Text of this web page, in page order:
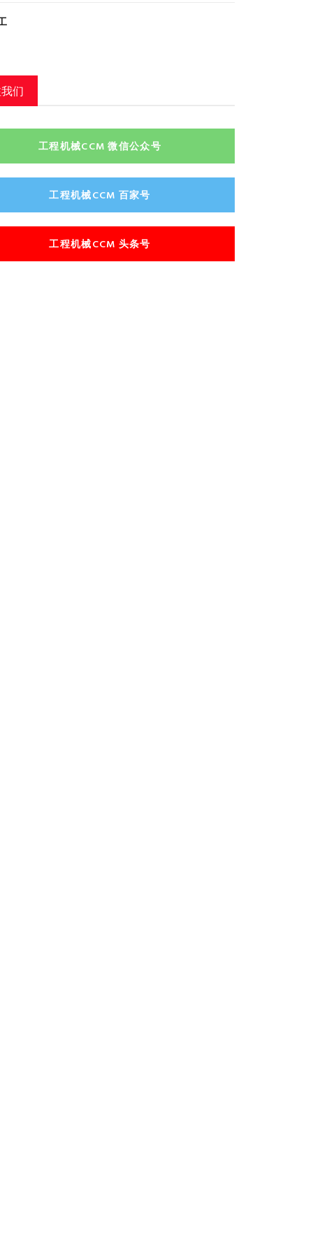
们
工程机械CCM 微信公众号
工程机械CCM 百家号
工程机械CCM 头条号